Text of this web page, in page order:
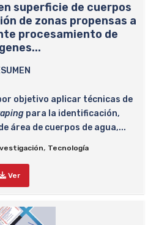
superficie de cuerpos
de zonas propensas a
procesamiento de
objetivo aplicar técnicas de
para la identificación,
área de cuerpos de agua,...
, Tecnología
Ver